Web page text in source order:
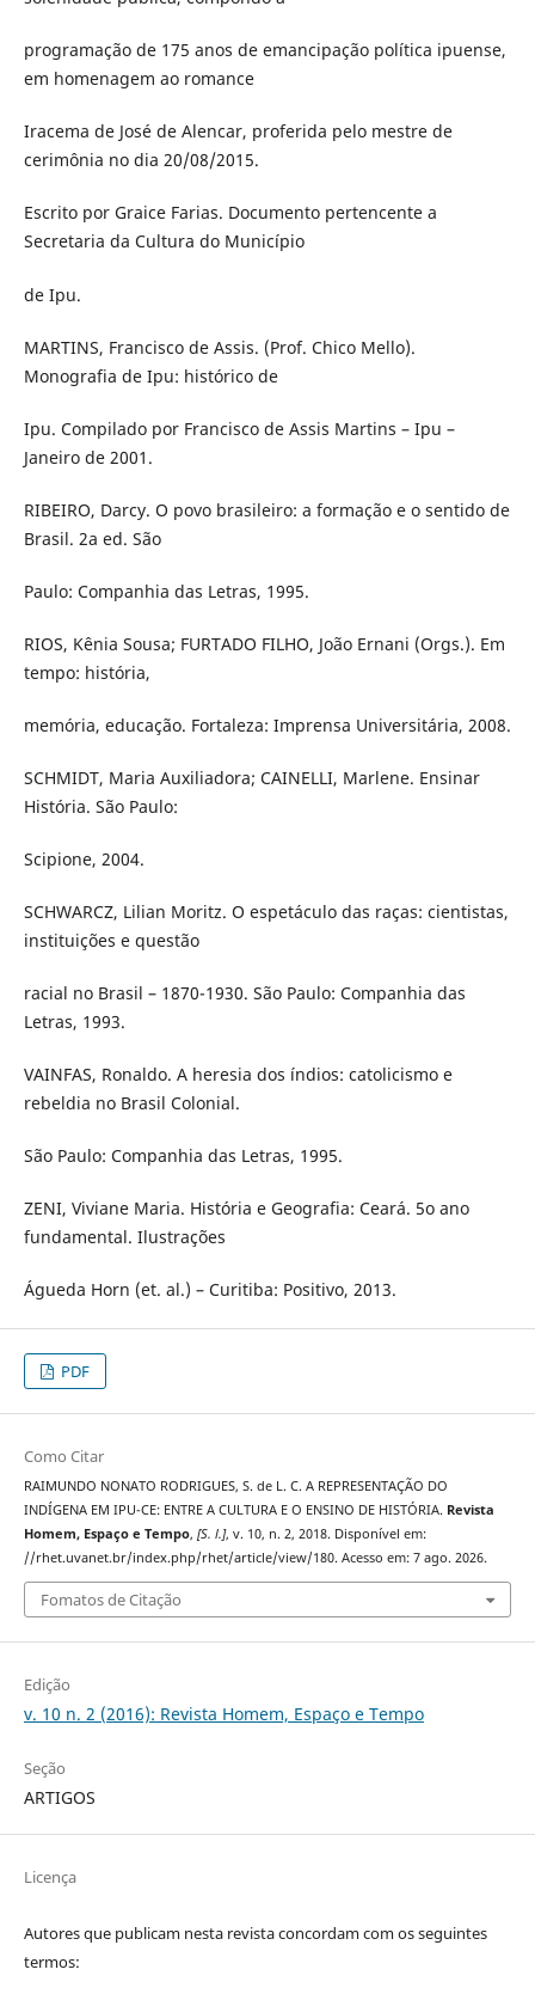
programação de 175 anos de emancipação política ipuense,
em homenagem ao romance
Iracema de José de Alencar, proferida pelo mestre de
cerimônia no dia 20/08/2015.
Escrito por Graice Farias. Documento pertencente a
Secretaria da Cultura do Município
de Ipu.
MARTINS, Francisco de Assis. (Prof. Chico Mello).
Monografia de Ipu: histórico de
Ipu. Compilado por Francisco de Assis Martins – Ipu –
Janeiro de 2001.
RIBEIRO, Darcy. O povo brasileiro: a formação e o sentido de
Brasil. 2a ed. São
Paulo: Companhia das Letras, 1995.
RIOS, Kênia Sousa; FURTADO FILHO, João Ernani (Orgs.). Em
tempo: história,
memória, educação. Fortaleza: Imprensa Universitária, 2008.
SCHMIDT, Maria Auxiliadora; CAINELLI, Marlene. Ensinar
História. São Paulo:
Scipione, 2004.
SCHWARCZ, Lilian Moritz. O espetáculo das raças: cientistas,
instituições e questão
racial no Brasil – 1870-1930. São Paulo: Companhia das
Letras, 1993.
VAINFAS, Ronaldo. A heresia dos índios: catolicismo e
rebeldia no Brasil Colonial.
São Paulo: Companhia das Letras, 1995.
ZENI, Viviane Maria. História e Geografia: Ceará. 5o ano
fundamental. Ilustrações
Águeda Horn (et. al.) – Curitiba: Positivo, 2013.
PDF
Como Citar
RAIMUNDO NONATO RODRIGUES, S. de L. C. A REPRESENTAÇÃO DO
INDÍGENA EM IPU-CE: ENTRE A CULTURA E O ENSINO DE HISTÓRIA. Revista
Homem, Espaço e Tempo, [S. l.], v. 10, n. 2, 2018. Disponível em:
//rhet.uvanet.br/index.php/rhet/article/view/180. Acesso em: 7 ago. 2026.
Fomatos de Citação
Edição
v. 10 n. 2 (2016): Revista Homem, Espaço e Tempo
Seção
ARTIGOS
Licença
Autores que publicam nesta revista concordam com os seguintes
termos: